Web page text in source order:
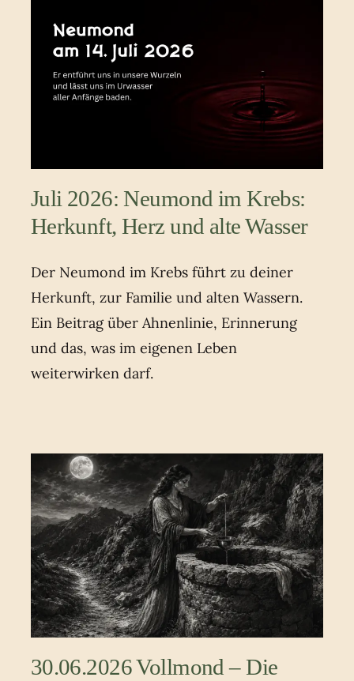
Juli 2026: Neumond im Krebs:
Herkunft, Herz und alte Wasser
Der Neumond im Krebs führt zu deiner
Herkunft, zur Familie und alten Wassern.
Ein Beitrag über Ahnenlinie, Erinnerung
und das, was im eigenen Leben
weiterwirken darf.
30.06.2026 Vollmond – Die